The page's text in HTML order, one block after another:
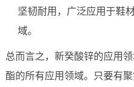
坚韧耐用，广泛应用于鞋
域。
总而言之，新癸酸锌的应用
酯的所有应用领域。只要有